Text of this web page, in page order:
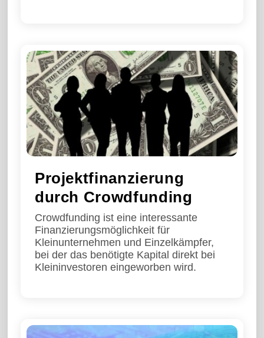
Projektfinanzierung
durch Crowdfunding
Crowdfunding ist eine interessante
Finanzierungsmöglichkeit für
Kleinunternehmen und Einzelkämpfer,
bei der das benötigte Kapital direkt bei
Kleininvestoren eingeworben wird.